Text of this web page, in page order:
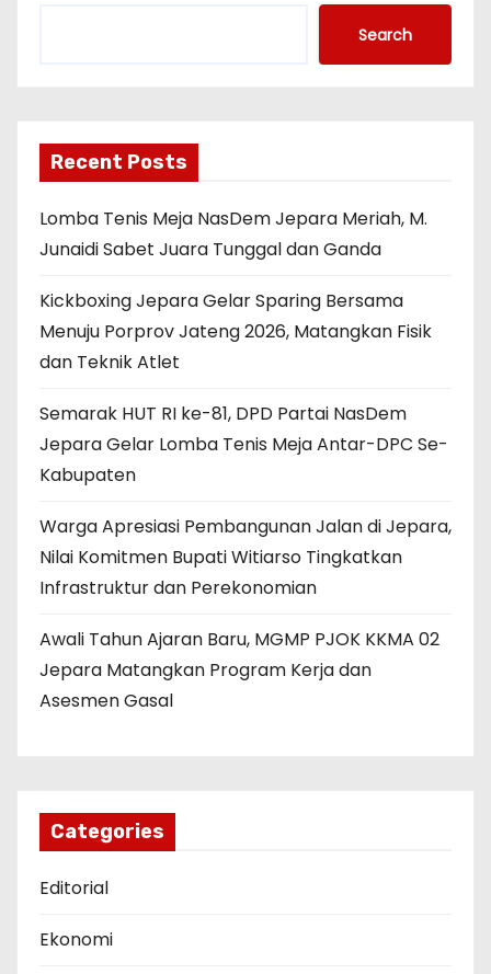
Search
Recent Posts
Lomba Tenis Meja NasDem Jepara Meriah, M.
Junaidi Sabet Juara Tunggal dan Ganda
Kickboxing Jepara Gelar Sparing Bersama
Menuju Porprov Jateng 2026, Matangkan Fisik
dan Teknik Atlet
Semarak HUT RI ke-81, DPD Partai NasDem
Jepara Gelar Lomba Tenis Meja Antar-DPC Se-
Kabupaten
Warga Apresiasi Pembangunan Jalan di Jepara,
Nilai Komitmen Bupati Witiarso Tingkatkan
Infrastruktur dan Perekonomian
Awali Tahun Ajaran Baru, MGMP PJOK KKMA 02
Jepara Matangkan Program Kerja dan
Asesmen Gasal
Categories
Editorial
Ekonomi